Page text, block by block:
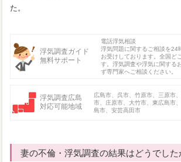
た。
浮気調査ガイド
無料サポート
電話浮気相談
浮気問題に関するご相談を24
お受けしております。全国ど
す。浮気調査や浮気に関する
ず専門家へご相談ください。
浮気調査広島
対応可能地域
広島市、呉市、竹原市、三原市
市、庄原市、大竹市、東広島市
島市、安芸高田市
妻の不倫・浮気調査の結果はどうでした